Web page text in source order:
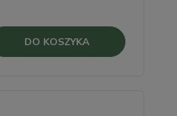
DO KOSZYKA